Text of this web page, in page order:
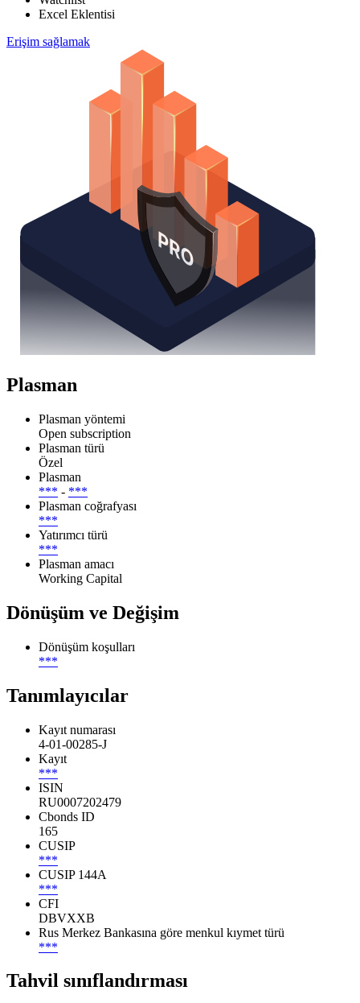
Excel Eklentisi
Erişim sağlamak
Plasman
Plasman yöntemi
Open subscription
Plasman türü
Özel
Plasman
*** - ***
Plasman coğrafyası
***
Yatırımcı türü
***
Plasman amacı
Working Capital
Dönüşüm ve Değişim
Dönüşüm koşulları
***
Tanımlayıcılar
Kayıt numarası
4-01-00285-J
Kayıt
***
ISIN
RU0007202479
Cbonds ID
165
CUSIP
***
CUSIP 144A
***
CFI
DBVXXB
Rus Merkez Bankasına göre menkul kıymet türü
***
Tahvil sınıflandırması